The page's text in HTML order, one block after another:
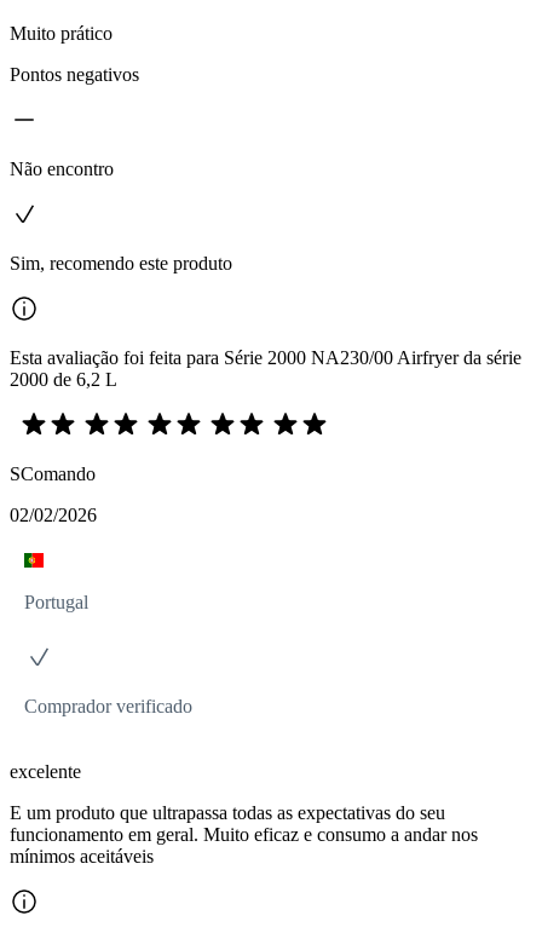
Muito prático
Pontos negativos
Não encontro
Sim, recomendo este produto
Esta avaliação foi feita para Série 2000 NA230/00 Airfryer da série
2000 de 6,2 L
SComando
02/02/2026
Portugal
Comprador verificado
excelente
E um produto que ultrapassa todas as expectativas do seu
funcionamento em geral. Muito eficaz e consumo a andar nos
mínimos aceitáveis